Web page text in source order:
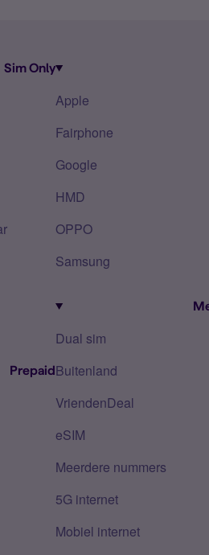
Sim Only
Prepaid
Apple
Fairphone
Google
HMD
OPPO
Samsung
Dual sim
Buitenland
VriendenDeal
eSIM
Meerdere nummers
5G internet
Mobiel internet